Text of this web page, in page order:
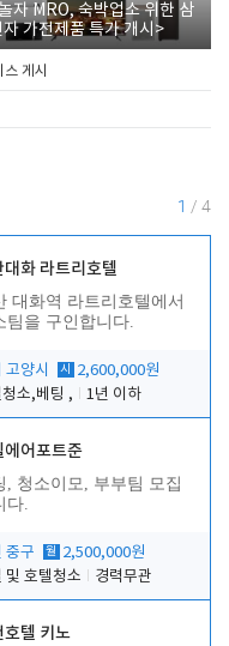
자 MRO, 숙박업소 위한 삼
자 가전제품 특가 개시>
게시
1 / 4
대화 라트리호텔
대화역 라트리호텔에서
팀을 구인합니다.
고양시 시
2,600,000원
소,베팅 ,
1년 이하
에어포트준
, 청소이모, 부부팀 모집
다.
중구 월 2,500,000원
및 호텔청소
경력무관
호텔 키노